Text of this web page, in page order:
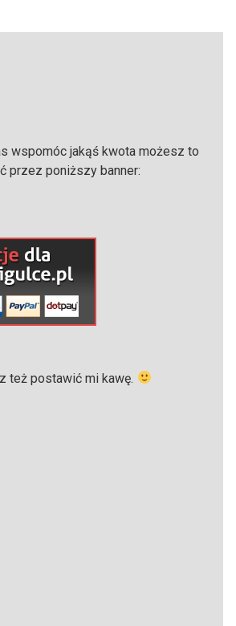
wspomóc jakąś kwota możesz to
przez poniższy banner:
też postawić mi kawę.